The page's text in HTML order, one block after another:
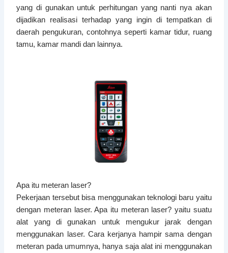
yang di gunakan untuk perhitungan yang nanti nya akan
dijadikan realisasi terhadap yang ingin di tempatkan di
daerah pengukuran, contohnya seperti kamar tidur, ruang
tamu, kamar mandi dan lainnya.
Apa itu meteran laser?
Pekerjaan tersebut bisa menggunakan teknologi baru yaitu
dengan meteran laser. Apa itu meteran laser? yaitu suatu
alat yang di gunakan untuk mengukur jarak dengan
menggunakan laser. Cara kerjanya hampir sama dengan
meteran pada umumnya, hanya saja alat ini menggunakan